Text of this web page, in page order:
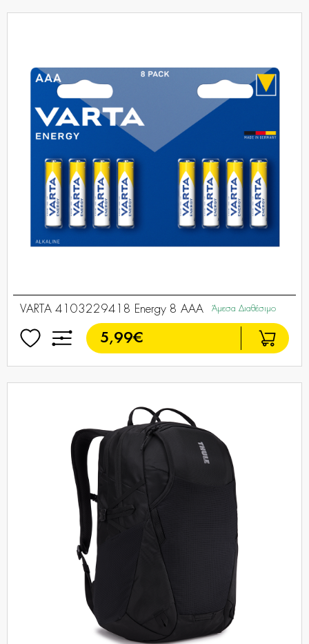
VARTA 4103229418 Energy 8 AAA Άμεσα Διαθέσιμο
5,99€